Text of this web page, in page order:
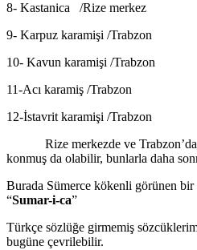
8- Kastanica /Rize merkez
9- Karpuz karamişi /Trabzon
10- Kavun karamişi /Trabzon
11-Acı karamiş /Trabzon
12-İstavrit karamişi /Trabzon
Rize merkezde ve Trabzon’da
konmuş da olabilir, bunlarla daha
Burada Sümerce kökenli görünen bir
“Sumar-i-ca”
Türkçe sözlüğe girmemiş
bugüne çevrilebilir.